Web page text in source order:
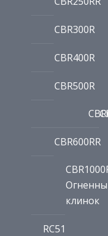
CBR300R
CBR400R
CBR500R
CBR600RR
клинок
RC51